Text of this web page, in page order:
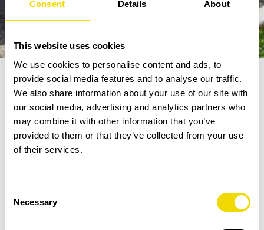
Consent Details About
This website uses cookies
We use cookies to personalise content and ads, to
provide social media features and to analyse our traffic.
We also share information about your use of our site with
our social media, advertising and analytics partners who
may combine it with other information that you’ve
provided to them or that they’ve collected from your use
of their services.
Selection
Necessary
Fler nyheter /Nytt från Växjö: Ioannina...
2026-06-24
och utökar nu sitt utbud från oss i Växjö. Från
nordvästra Grekland – en ny destination som
öppnar dörren till både Greklands spektakulära